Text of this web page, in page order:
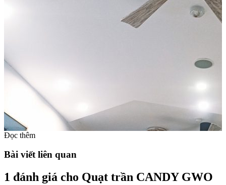
Đọc thêm
Bài viết liên quan
1 đánh giá cho Quạt trần CANDY GWO